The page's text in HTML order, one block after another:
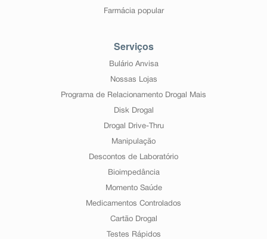
Farmácia popular
Serviços
Bulário Anvisa
Nossas Lojas
Programa de Relacionamento Drogal Mais
Disk Drogal
Drogal Drive-Thru
Manipulação
Descontos de Laboratório
Bioimpedância
Momento Saúde
Medicamentos Controlados
Cartão Drogal
Testes Rápidos